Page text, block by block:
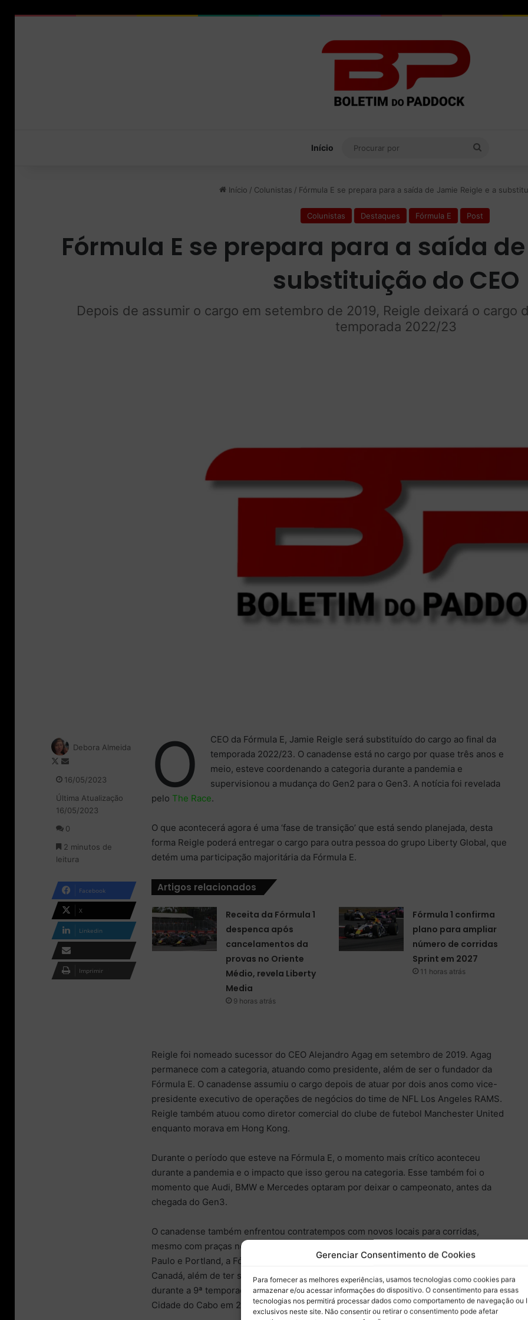
Gerenciar Consentimento de Cookies
Para fornecer as melhores experiências, usamos tecnologias como cookies para
armazenar e/ou acessar informações do dispositivo. O consentimento para essas
tecnologias nos permitirá processar dados como comportamento de navegação ou
exclusivos neste site. Não consentir ou retirar o consentimento pode afetar
Início
Início / Colunistas / Fórmula E se prepara para a saída de Jamie Reigle e a
Colunistas Destaques Fórmula E Post
Fórmula E se prepara para a saída
substituição do CEO
Depois de assumir o cargo em setembro de 2019, Reigle deixará o cargo
temporada 2022/23
O
CEO da Fórmula E, Jamie Reigle será substituído do cargo ao final da
temporada 2022/23. O canadense está no cargo por quase três anos e
meio, esteve coordenando a categoria durante a pandemia e
supervisionou a mudança do Gen2 para o Gen3. A notícia foi revelada
pelo The Race.
O que acontecerá agora é uma ‘fase de transição’ que está sendo planejada, desta
forma Reigle poderá entregar o cargo para outra pessoa do grupo Liberty Global, que
detém uma participação majoritária da Fórmula E.
Artigos relacionados
Receita da Fórmula 1
despenca após
cancelamentos da
provas no Oriente
Médio, revela Liberty
Media
9 horas atrás
Fórmula 1 confirma
plano para ampliar
número de corridas
Sprint em 2027
11 horas atrás
Reigle foi nomeado sucessor do CEO Alejandro Agag em setembro de 2019. Agag
permanece com a categoria, atuando como presidente, além de ser o fundador da
Fórmula E. O canadense assumiu o cargo depois de atuar por dois anos como vice-
presidente executivo de operações de negócios do time de NFL Los Angeles RAMS.
Reigle também atuou como diretor comercial do clube de futebol Manchester United
enquanto morava em Hong Kong.
Durante o período que esteve na Fórmula E, o momento mais crítico aconteceu
durante a pandemia e o impacto que isso gerou na categoria. Esse também foi o
momento que Audi, BMW e Mercedes optaram por deixar o campeonato, antes da
chegada do Gen3.
O canadense também enfrentou contratempos com novos locais para corridas,
mesmo com praças novas no calendário (como Hyderabad, Cidade do Cabo, São
Paulo e Portland, a Fórmula E não conseguiu realizar o e-Prix em Vancouver, no
Canadá, além de ter se tornado bem complicado a execução da prova em Seul
durante a 9ª temporada por conta das obras, o evento foi substituído pelo e-Prix da
Cidade do Cabo em 2023.
Debora Almeida
F
l
o
n
X
n
d
e
e
-
i
l
16/05/2023
Última Atualização
16/05/2023
0
2 minutos de
leitura
Facebook
X
Linkedin
Compartilhar via e-
mail
Imprimir